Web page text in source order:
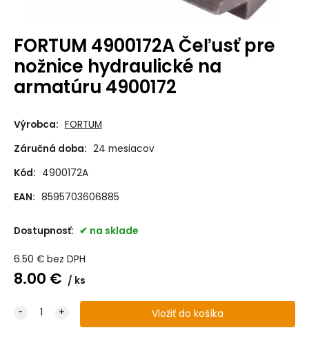
FORTUM 4900172A Čeľusť pre
nožnice hydraulické na
armatúru 4900172
Výrobca: FORTUM
Záručná doba: 24 mesiacov
Kód: 4900172A
EAN: 8595703606885
Dostupnosť: na sklade
6.50 € bez DPH
8.00 € ks